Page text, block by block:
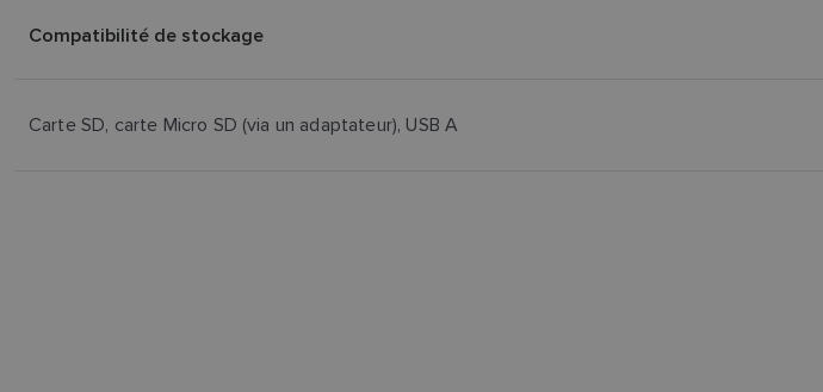
Compatibilité de stockage
Carte SD, carte Micro SD (via un adaptateur), USB A